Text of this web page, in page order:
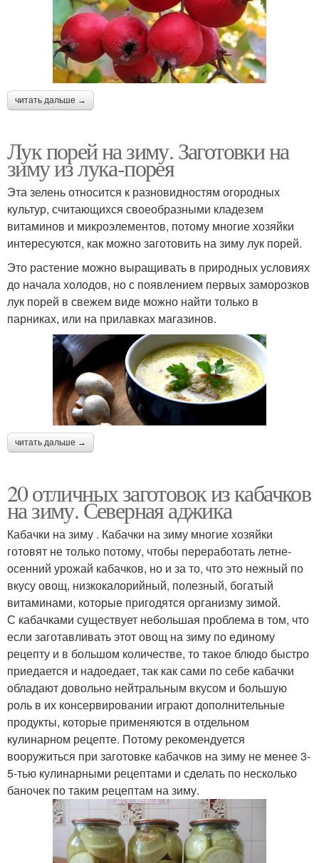
читать дальше →
Лук порей на зиму. Заготовки на
зиму из лука-порея
Эта зелень относится к разновидностям огородных
культур, считающихся своеобразными кладезем
витаминов и микроэлементов, потому многие хозяйки
интересуются, как можно заготовить на зиму лук порей.
Это растение можно выращивать в природных условиях
до начала холодов, но с появлением первых заморозков
лук порей в свежем виде можно найти только в
парниках, или на прилавках магазинов.
читать дальше →
20 отличных заготовок из кабачков
на зиму. Северная аджика
Кабачки на зиму . Кабачки на зиму многие хозяйки
готовят не только потому, чтобы переработать летне-
осенний урожай кабачков, но и за то, что это нежный по
вкусу овощ, низкокалорийный, полезный, богатый
витаминами, которые пригодятся организму зимой.
С кабачками существует небольшая проблема в том, что
если заготавливать этот овощ на зиму по единому
рецепту и в большом количестве, то такое блюдо быстро
приедается и надоедает, так как сами по себе кабачки
обладают довольно нейтральным вкусом и большую
роль в их консервировании играют дополнительные
продукты, которые применяются в отдельном
кулинарном рецепте. Потому рекомендуется
вооружиться при заготовке кабачков на зиму не менее 3-
5-тью кулинарными рецептами и сделать по несколько
баночек по таким рецептам на зиму.